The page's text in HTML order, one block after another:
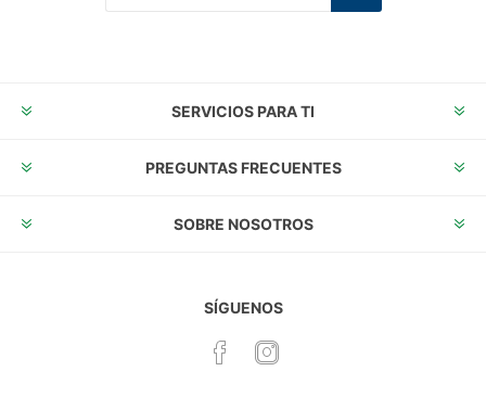
SERVICIOS PARA TI
PREGUNTAS FRECUENTES
SOBRE NOSOTROS
SÍGUENOS